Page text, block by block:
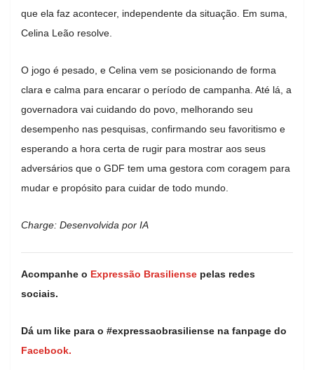
que ela faz acontecer, independente da situação. Em suma,
Celina Leão resolve.
O jogo é pesado, e Celina vem se posicionando de forma
clara e calma para encarar o período de campanha. Até lá, a
governadora vai cuidando do povo, melhorando seu
desempenho nas pesquisas, confirmando seu favoritismo e
esperando a hora certa de rugir para mostrar aos seus
adversários que o GDF tem uma gestora com coragem para
mudar e propósito para cuidar de todo mundo.
Charge: Desenvolvida por IA
Acompanhe o Expressão Brasiliense pelas redes
sociais.
Dá um like para o #expressaobrasiliense na fanpage do
Facebook.